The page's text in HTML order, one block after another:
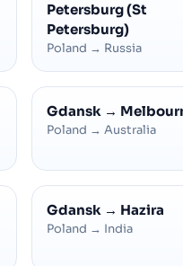
Petersburg (St
Petersburg)
Poland → Russia
Gdansk →
Poland → Australia
Gdansk → Hazira
Poland → India